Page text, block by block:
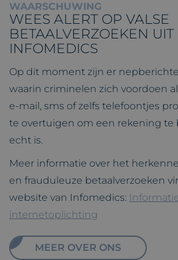
WAARSCHUWING
WEES ALERT OP VALSE
BETAALVERZOEKEN
INFOMEDICS
Op dit moment zijn er
waarin criminelen zich voordoen
e-mail, sms of zelfs telefoontjes
te overtuigen om een rekening te
echt is.
Meer informatie over het
en frauduleuze betaalverzoeken
website van Infomedics:
internetoplichting
MEER OVER ONS